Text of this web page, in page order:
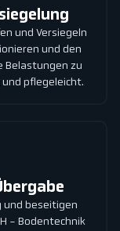
und Versiegeln
und den
Belastungen zu
pflegeleicht.
und beseitigen
- Bodentechnik